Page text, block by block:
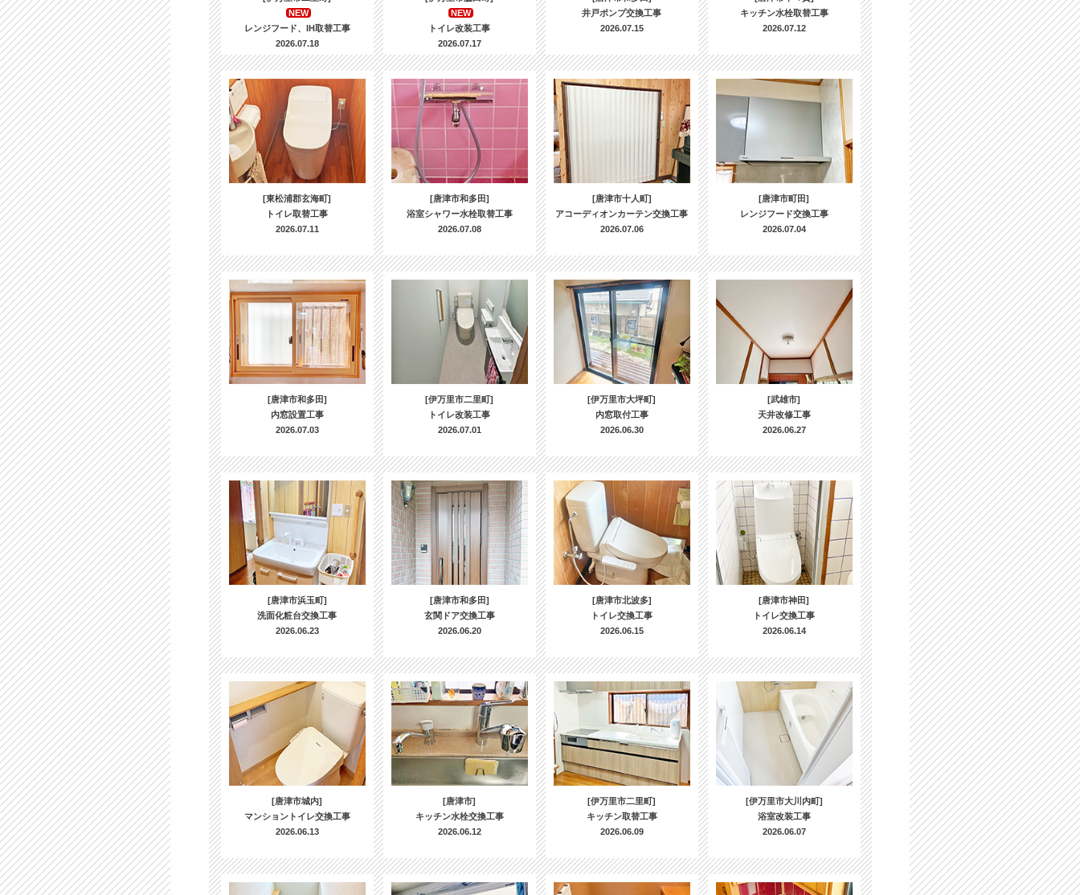
NEW
レンジフード、IH取替工事
2026.07.18
NEW
トイレ改装工事
2026.07.17
井戸ポンプ交換工事
2026.07.15
キッチン水栓取替工事
2026.07.12
[東松浦郡玄海町]
トイレ取替工事
2026.07.11
[唐津市和多田]
浴室シャワー水栓取替工事
2026.07.08
[唐津市十人町]
アコーディオンカーテン交換工事
2026.07.06
[唐津市町田]
レンジフード交換工事
2026.07.04
[唐津市和多田]
内窓設置工事
2026.07.03
[伊万里市二里町]
トイレ改装工事
2026.07.01
[伊万里市大坪町]
内窓取付工事
2026.06.30
[武雄市]
天井改修工事
2026.06.27
[唐津市浜玉町]
洗面化粧台交換工事
2026.06.23
[唐津市和多田]
玄関ドア交換工事
2026.06.20
[唐津市北波多]
トイレ交換工事
2026.06.15
[唐津市神田]
トイレ交換工事
2026.06.14
[唐津市城内]
マンショントイレ交換工事
2026.06.13
[唐津市]
キッチン水栓交換工事
2026.06.12
[伊万里市二里町]
キッチン取替工事
2026.06.09
[伊万里市大川内町]
浴室改装工事
2026.06.07